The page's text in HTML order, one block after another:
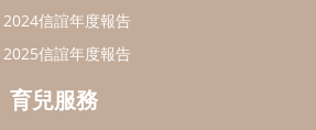
2024信誼年度報告
2025信誼年度報告
育兒服務